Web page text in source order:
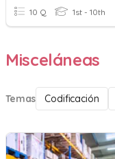
10 Q 1st - 10th
Misceláneas
Temas Codificación